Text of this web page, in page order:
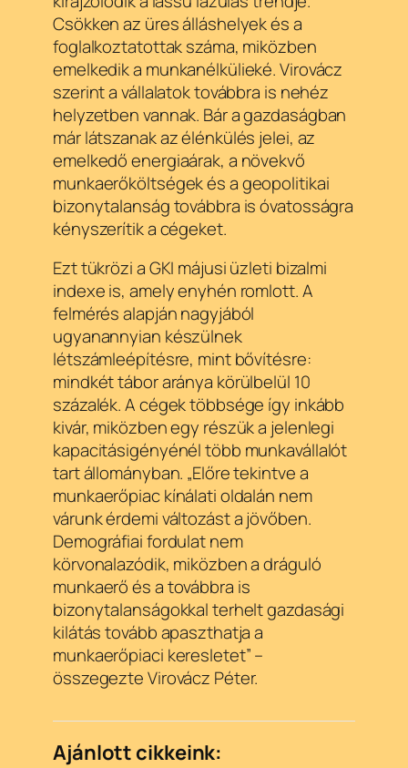
Csökken az üres álláshelyek és a
foglalkoztatottak száma, miközben
emelkedik a munkanélkülieké. Virovácz
szerint a vállalatok továbbra is nehéz
helyzetben vannak. Bár a gazdaságban
már látszanak az élénkülés jelei, az
emelkedő energiaárak, a növekvő
munkaerőköltségek és a geopolitikai
bizonytalanság továbbra is óvatosságra
kényszerítik a cégeket.
Ezt tükrözi a GKI májusi üzleti bizalmi
indexe is, amely enyhén romlott. A
felmérés alapján nagyjából
ugyanannyian készülnek
létszámleépítésre, mint bővítésre:
mindkét tábor aránya körülbelül 10
százalék. A cégek többsége így inkább
kivár, miközben egy részük a jelenlegi
kapacitásigényénél több munkavállalót
tart állományban. „Előre tekintve a
munkaerőpiac kínálati oldalán nem
várunk érdemi változást a jövőben.
Demográfiai fordulat nem
körvonalazódik, miközben a dráguló
munkaerő és a továbbra is
bizonytalanságokkal terhelt gazdasági
kilátás tovább apaszthatja a
munkaerőpiaci keresletet” –
összegezte Virovácz Péter.
Ajánlott cikkeink: